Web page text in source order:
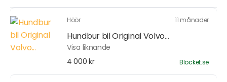
Höör 11 månader
Hundbur bil Original Volvo...
Visa liknande
4 000 kr
Blocket.se